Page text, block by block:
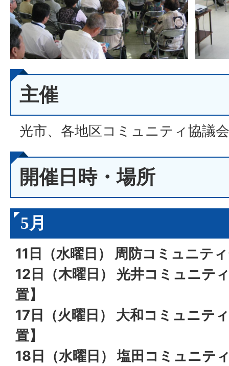
主催
光市、各地区コミュニティ協議会
開催日時・場所
5月
11日（水曜日） 周防コミュニテ
12日（木曜日） 光井コミュニテ
置】
17日（火曜日） 大和コミュニテ
置】
18日（水曜日） 塩田 コミュニテ